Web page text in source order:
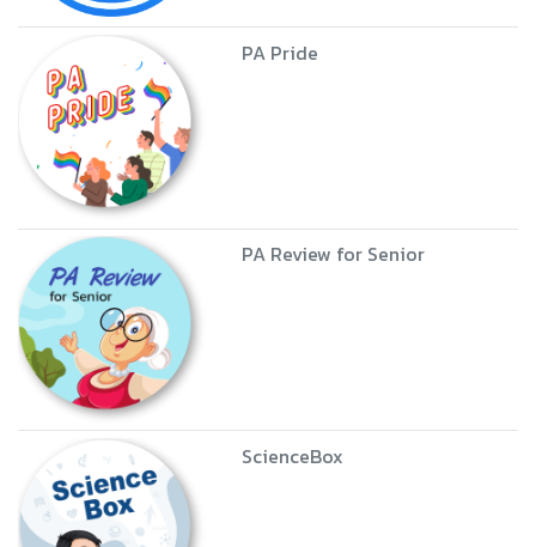
PA Pride
PA Review for Senior
ScienceBox